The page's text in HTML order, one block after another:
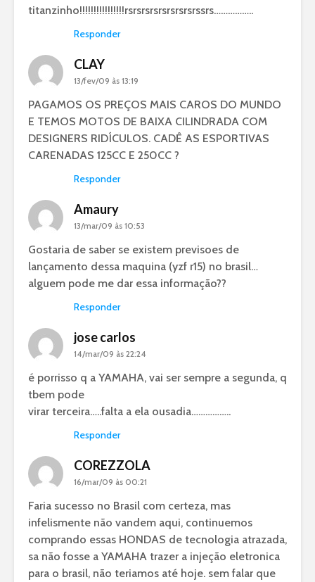
titanzinho!!!!!!!!!!!!!!!!rsrsrsrsrsrsrsrsrssrs……………..
Responder
CLAY
13/fev/09 às 13:19
PAGAMOS OS PREÇOS MAIS CAROS DO MUNDO
E TEMOS MOTOS DE BAIXA CILINDRADA COM
DESIGNERS RIDÍCULOS. CADÊ AS ESPORTIVAS
CARENADAS 125CC E 250CC ?
Responder
Amaury
13/mar/09 às 10:53
Gostaria de saber se existem previsoes de
lançamento dessa maquina (yzf r15) no brasil…
alguem pode me dar essa informação??
Responder
jose carlos
14/mar/09 às 22:24
é porrisso q a YAMAHA, vai ser sempre a segunda, q
tbem pode
virar terceira…..falta a ela ousadia……………..
Responder
COREZZOLA
16/mar/09 às 00:21
Faria sucesso no Brasil com certeza, mas
infelismente não vandem aqui, continuemos
comprando essas HONDAS de tecnologia atrazada,
sa não fosse a YAMAHA trazer a injeção eletronica
para o brasil, não teriamos até hoje. sem falar que